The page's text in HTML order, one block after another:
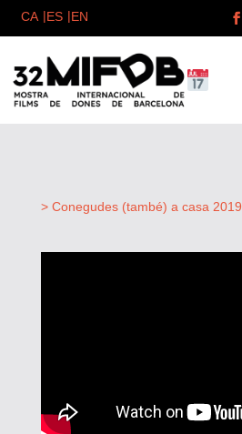
> Conegudes (també) a casa 2019